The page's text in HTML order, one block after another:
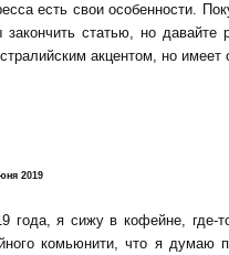
есть свои особенности.
закончить статью, но давайте
акцентом, но имеет
2019
года, я сижу в кофейне,
комьюнити, что я